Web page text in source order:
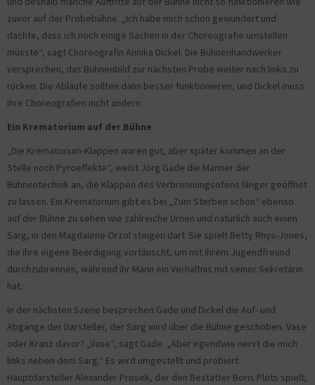
zuvor auf der Probebühne. „Ich habe mich schon gewundert und
dachte, dass ich noch einige Sachen in der Choreografie umstellen
müsste“, sagt Choreografin Annika Dickel. Die Bühnenhandwerker
versprechen, das Bühnenbild zur nächsten Probe weiter nach links zu
rücken. Die Abläufe sollten dann besser funktionieren, und Dickel muss
ihre Choreografien nicht ändern.
Ein Krematorium auf der Bühne
„Die Krematorium-Klappen waren gut, aber später kommen an der
Stelle noch Pyroeffekte“, weist Jörg Gade die Männer der
Bühnentechnik an, die Klappen des Verbrennungsofens länger geöffnet
zu lassen. Ein Krematorium gibt es bei „Zum Sterben schön“ ebenso
auf der Bühne zu sehen wie zahlreiche Urnen und natürlich auch einen
Sarg, in den Magdalene Orzol steigen darf. Sie spielt Betty Rhys-Jones,
die ihre eigene Beerdigung vortäuscht, um mit ihrem Jugendfreund
durchzubrennen, während ihr Mann ein Verhältnis mit seiner Sekretärin
hat.
In der nächsten Szene besprechen Gade und Dickel die Auf- und
Abgänge der Darsteller, der Sarg wird über die Bühne geschoben. Vase
oder Kranz davor? „Vase“, sagt Gade. „Aber irgendwie nervt die mich
links neben dem Sarg.“ Es wird umgestellt und probiert.
Hauptdarsteller Alexander Prosek, der den Bestatter Boris Plots spielt,